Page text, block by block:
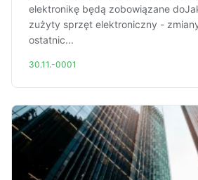
elektronikę będą zobowiązane
zużyty sprzęt elektroniczny -
ostatnic...
30.11.-0001